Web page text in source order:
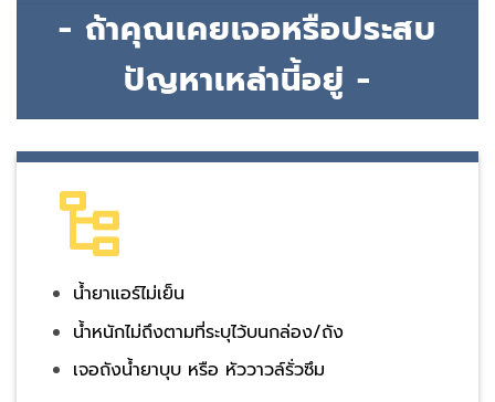
- ถ้าคุณเคยเจอหรือประสบ
ปัญหาเหล่านี้อยู่ -
น้ำยาแอร์ไม่เย็น
น้ำหนักไม่ถึงตามที่ระบุไว้บนกล่อง/ถัง
เจอถังน้ำยาบุบ หรือ หัววาวล์รั่วซึม